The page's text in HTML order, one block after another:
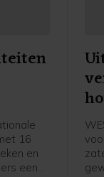
16
en
een